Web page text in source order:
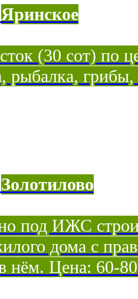
Яринское
(30 сот) по
грибы,
Золотилово
под ИЖС
дома с
нём. Цена: 60-80